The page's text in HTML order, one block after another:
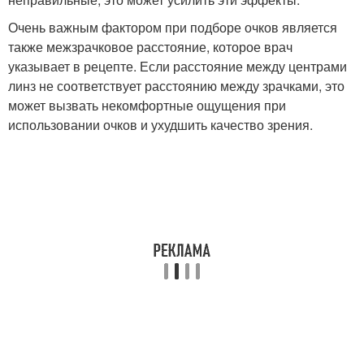
Очень важным фактором при подборе очков является
также межзрачковое расстояние, которое врач
указывает в рецепте. Если расстояние между центрами
линз не соответствует расстоянию между зрачками, это
может вызвать некомфортные ощущения при
использовании очков и ухудшить качество зрения.